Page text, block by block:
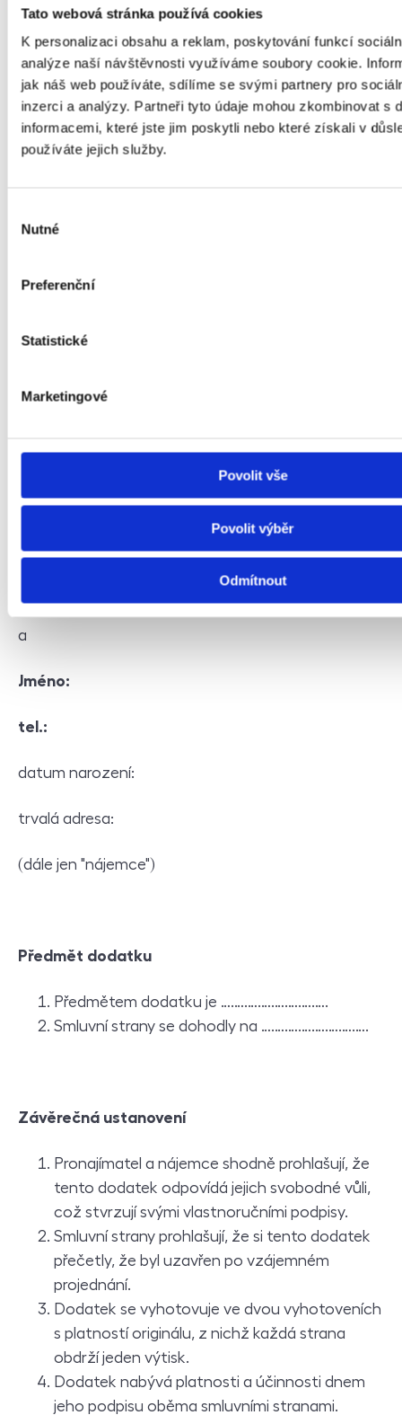
Tato webová stránka používá cookies
K personalizaci obsahu a reklam, poskytování funkcí
analýze naší návštěvnosti využíváme soubory cookie.
jak náš web používáte, sdílíme se svými partnery pro
inzerci a analýzy. Partneři tyto údaje mohou zkombinovat s
informacemi, které jste jim poskytli nebo které získali v
používáte jejich služby.
souhlasu
Nutné
Preferenční
Statistické
Marketingové
Povolit vše
Povolit výběr
Odmítnout
Vzor dodatku nájemní
smlouvy
Dodatek č. 1
k nájemní smlouvě ze dne …………………
Jméno:
tel.:
datum narození:
a
Jméno:
tel.:
datum narození:
trvalá adresa:
(dále jen "nájemce")
Předmět dodatku
Předmětem dodatku je ….….….….….….….….
Smluvní strany se dohodly na ….….….….….….….….
Závěrečná ustanovení
Pronajímatel a nájemce shodně prohlašují, že
tento dodatek odpovídá jejich svobodné vůli,
což stvrzují svými vlastnoručními podpisy.
Smluvní strany prohlašují, že si tento dodatek
přečetly, že byl uzavřen po vzájemném
projednání.
Dodatek se vyhotovuje ve dvou vyhotoveních
s platností originálu, z nichž každá strana
obdrží jeden výtisk.
Dodatek nabývá platnosti a účinnosti dnem
jeho podpisu oběma smluvními stranami.